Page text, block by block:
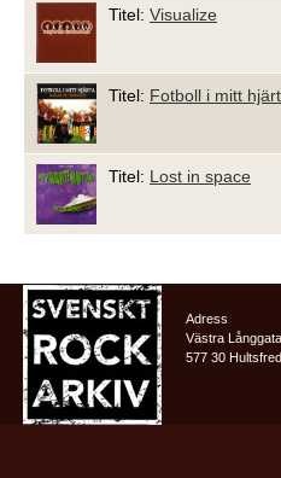
Titel: Visualize
Titel: Fotboll i mitt
Titel: Lost in space
Adress
Västra
577 30 Hultsfred